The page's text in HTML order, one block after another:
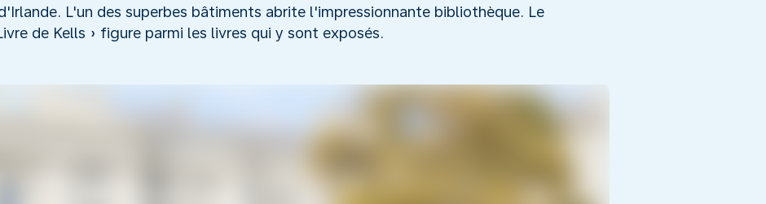
L'un des superbes bâtiments abrite l'impressionnante bibliothèque. Le
de Kells » figure parmi les livres qui y sont exposés.